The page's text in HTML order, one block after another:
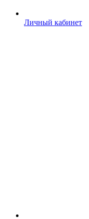
Личный кабинет